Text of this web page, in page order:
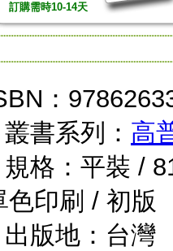
訂購需時10-14天
：
叢書系列： 高
規格：平裝 /
色印刷 / 初版
出版地：台灣